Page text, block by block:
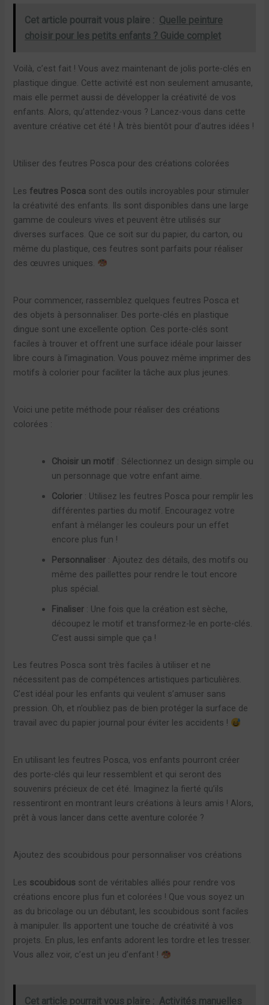
Cet article pourrait vous plaire : Quelle peinture
choisir pour les petits enfants ? Guide complet
Voilà, c’est fait ! Vous avez maintenant de jolis porte-clés en
plastique dingue. Cette activité est non seulement amusante,
mais elle permet aussi de développer la créativité de vos
enfants. Alors, qu’attendez-vous ? Lancez-vous dans cette
aventure créative cet été ! À très bientôt pour d’autres idées !
Utiliser des feutres Posca pour des créations colorées
Les feutres Posca sont des outils incroyables pour stimuler
la créativité des enfants. Ils sont disponibles dans une large
gamme de couleurs vives et peuvent être utilisés sur
diverses surfaces. Que ce soit sur du papier, du carton, ou
même du plastique, ces feutres sont parfaits pour réaliser
des œuvres uniques.
Pour commencer, rassemblez quelques feutres Posca et
des objets à personnaliser. Des porte-clés en plastique
dingue sont une excellente option. Ces porte-clés sont
faciles à trouver et offrent une surface idéale pour laisser
libre cours à l’imagination. Vous pouvez même imprimer des
motifs à colorier pour faciliter la tâche aux plus jeunes.
Voici une petite méthode pour réaliser des créations
colorées :
Choisir un motif : Sélectionnez un design simple ou
un personnage que votre enfant aime.
Colorier : Utilisez les feutres Posca pour remplir les
différentes parties du motif. Encouragez votre
enfant à mélanger les couleurs pour un effet
encore plus fun !
Personnaliser : Ajoutez des détails, des motifs ou
même des paillettes pour rendre le tout encore
plus spécial.
Finaliser : Une fois que la création est sèche,
découpez le motif et transformez-le en porte-clés.
C’est aussi simple que ça !
Les feutres Posca sont très faciles à utiliser et ne
nécessitent pas de compétences artistiques particulières.
C’est idéal pour les enfants qui veulent s’amuser sans
pression. Oh, et n’oubliez pas de bien protéger la surface de
travail avec du papier journal pour éviter les accidents !
En utilisant les feutres Posca, vos enfants pourront créer
des porte-clés qui leur ressemblent et qui seront des
souvenirs précieux de cet été. Imaginez la fierté qu’ils
ressentiront en montrant leurs créations à leurs amis ! Alors,
prêt à vous lancer dans cette aventure colorée ?
Ajoutez des scoubidous pour personnaliser vos créations
Les scoubidous sont de véritables alliés pour rendre vos
créations encore plus fun et colorées ! Que vous soyez un
as du bricolage ou un débutant, les scoubidous sont faciles
à manipuler. Ils apportent une touche de créativité à vos
projets. En plus, les enfants adorent les tordre et les tresser.
Vous allez voir, c’est un jeu d’enfant !
Cet article pourrait vous plaire : Activités manuelles